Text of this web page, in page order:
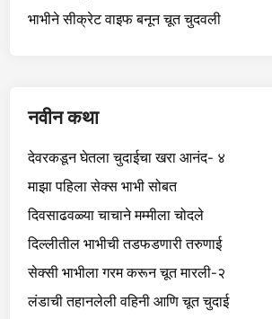
भाभीने सीक्रेट वाइफ बनून चूत चुदवली
नवीन कथा
देवरकडून घेतला चुदाईचा खरा आनंद- ४
माझा पहिला सेक्स भाभी सोबत
दिवसाढवळ्या चाचाने मम्मीला चोदले
दिल्लीतील भाभीची तडफडणारी तरुणाई
सेक्सी भाभीला गरम करून चूत मारली-२
लंडाची तहानलेली वहिनी आणि चूत चुदाई